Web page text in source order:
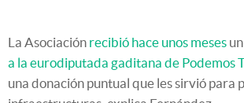
La Asociación recibió hace unos meses
a la eurodiputada gaditana de Podemos
una donación puntual que les sirvió para